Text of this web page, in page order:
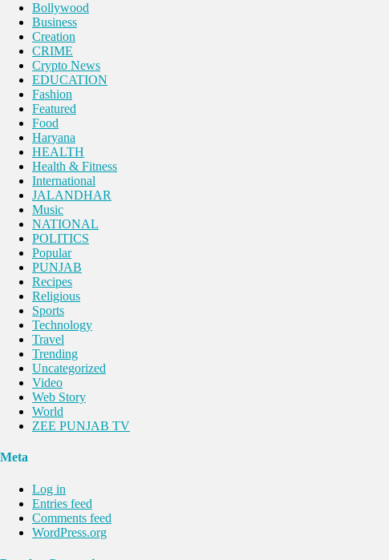
Bollywood
Business
Creation
CRIME
Crypto News
EDUCATION
Fashion
Featured
Food
Haryana
HEALTH
Health & Fitness
International
JALANDHAR
Music
NATIONAL
POLITICS
Popular
PUNJAB
Recipes
Religious
Sports
Technology
Travel
Trending
Uncategorized
Video
Web Story
World
ZEE PUNJAB TV
Meta
Log in
Entries feed
Comments feed
WordPress.org